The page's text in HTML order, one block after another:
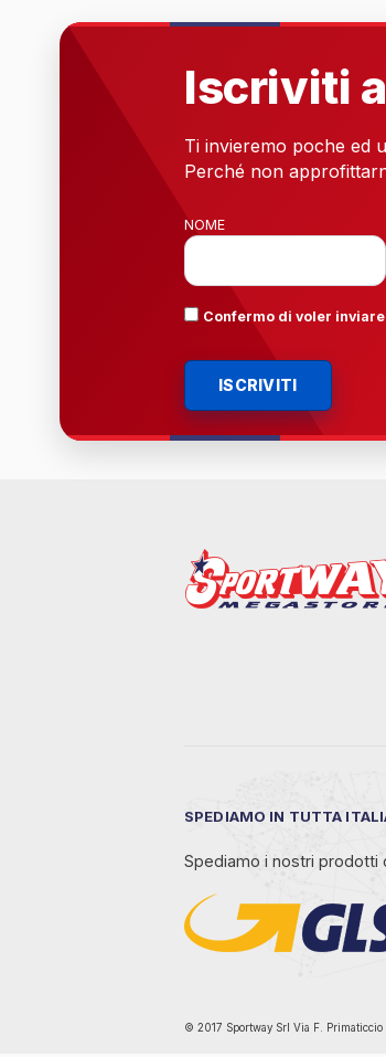
Iscriviti
Ti invieremo poche ed
Perché non
NOME
Confermo di voler
ISCRIVITI
SPEDIAMO IN TUTTA
Spediamo i nostri prodotti
© 2017 Sportway Srl Via F.